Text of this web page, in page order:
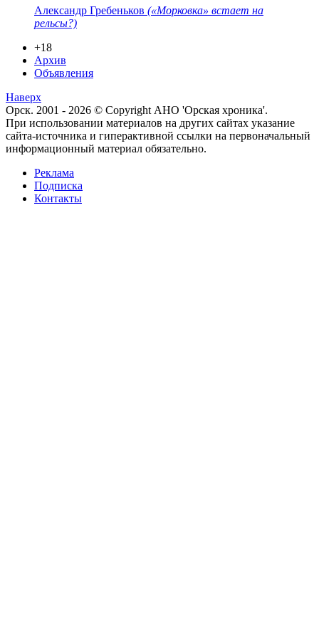
Александр Гребеньков («Морковка» встает на
рельсы?)
+18
Архив
Объявления
Наверх
Орск. 2001 - 2026 © Copyright АНО 'Орская хроника'.
При использовании материалов на других сайтах указание
сайта-источника и гиперактивной ссылки на первоначальный
информационный материал обязательно.
Реклама
Подписка
Контакты